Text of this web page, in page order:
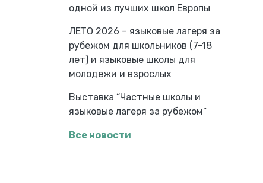
одной из лучших школ Европы
ЛЕТО 2026 – языковые лагеря за
рубежом для школьников (7-18
лет) и языковые школы для
молодежи и взрослых
Выставка “Частные школы и
языковые лагеря за рубежом”
Все новости